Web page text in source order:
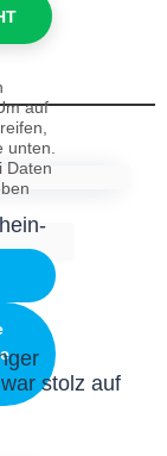
auf
unten.
Daten
stolz auf